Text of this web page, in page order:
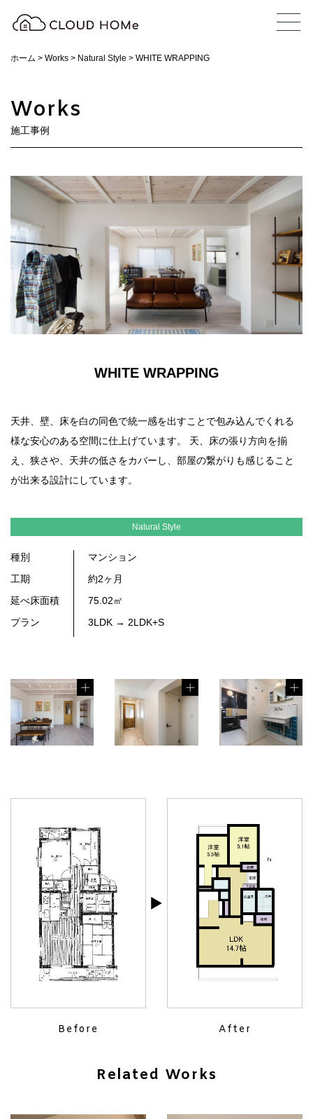
ホーム > Works > Natural Style > WHITE WRAPPING
Works
施工事例
WHITE WRAPPING
天井、壁、床を白の同色で統一感を出すことで包み込んでくれる
様な安心のある空間に仕上げています。 天、床の張り方向を揃
え、狭さや、天井の低さをカバーし、部屋の繋がりも感じること
が出来る設計にしています。
Natural Style
種別
マンション
工期
約2ヶ月
延べ床面積
75.02㎡
プラン
3LDK → 2LDK+S
Before After
Related Works